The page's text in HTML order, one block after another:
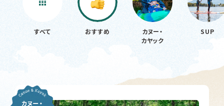
すべて おすすめ
カヌー・
カヤック
SUP